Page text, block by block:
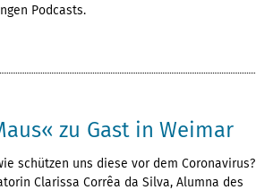
Podcasts.
zu Gast in Weimar
schützen uns diese vor dem Coronavirus?
Clarissa Corrêa da Silva, Alumna des